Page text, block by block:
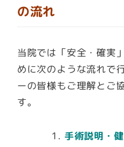
の流れ
当院では「安全・確実
めに次のような流れで
ーの皆様もご理解とご
す。
手術説明・